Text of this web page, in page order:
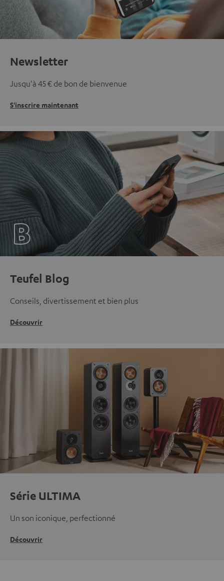
Newsletter
Jusqu'à 45 € de bon de bienvenue
S'inscrire maintenant
Teufel Blog
Conseils, divertissement et bien plus
Découvrir
Série ULTIMA
Un son iconique, perfectionné
Découvrir